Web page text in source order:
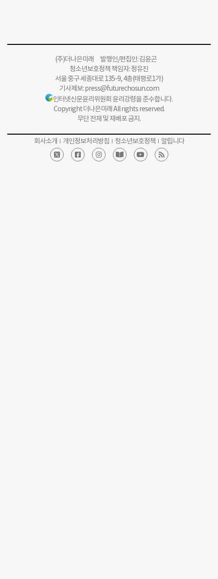
(주)더나은미래 발행인/편집인: 김윤곤
청소년보호정책 책임자: 정유진
서울 중구 세종대로 135-9, 4층(태평로1가)
기사제보:press@futurechosun.com
인터넷신문윤리위원회 윤리강령을 준수합니다.
Copyright 더나은미래 All rights reserved.
무단 전재 및 재배포 금지.
회사소개 개인정보처리방침 청소년보호정책 알립니다